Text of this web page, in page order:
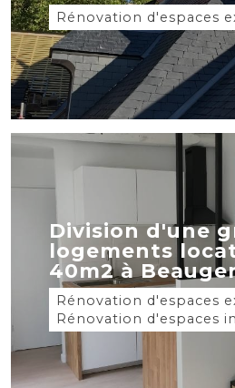
Rénovation d'espaces
Division d'une
logements
40m2 à
Rénovation d'espaces
Rénovation d'espaces